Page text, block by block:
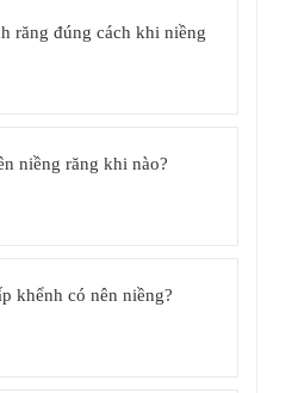
răng đúng cách khi niềng
niềng răng khi nào?
khểnh có nên niềng?